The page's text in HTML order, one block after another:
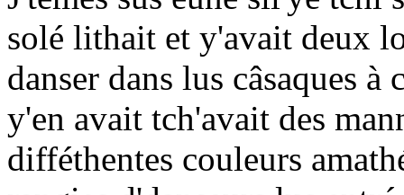
solé lithait et y'avait deux
danser dans lus câsaques
y'en avait tch'avait des
difféthentes couleurs